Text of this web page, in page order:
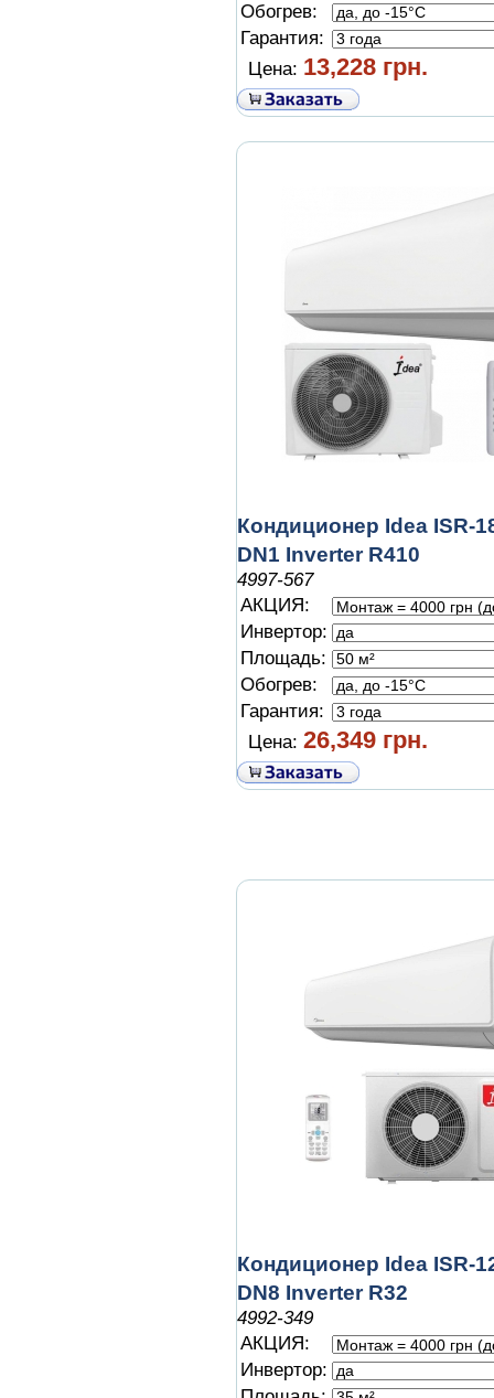
Обогрев:
Гарантия:
Цена: 13,228 грн.
Кондиционер Idea ISR-
DN1 Inverter R410
4997-567
АКЦИЯ:
Инвертор:
Площадь:
Обогрев:
Гарантия:
Цена: 26,349 грн.
Кондиционер Idea ISR-
DN8 Inverter R32
4992-349
АКЦИЯ:
Инвертор: